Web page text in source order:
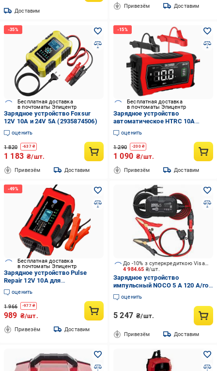
Доставим
Привезём Доставим
Бесплатная доставка
в почтоматы Эпицентр
Зарядное устройство Foxsur
12V 10А и 24V 5А (2935874506)
оценить
1 820 -637₴
1 183 ₴/шт.
Привезём Доставим
Бесплатная доставка
в почтоматы Эпицентр
Зарядное устройство
автоматическое HTRC 10A
12V10A /24V5A для гелевых
кислотных AGM и LiFePO4
аккумуляторов (000939)
оценить
1 290 -200₴
1 090 ₴/шт.
Привезём Доставим
Бесплатная доставка
в почтоматы Эпицентр
Зарядное устройство Pulse
Repair 12V 10A для
автомобильных батарей с
интеллектуальным
управлением (2104618845)
оценить
1 966 -977₴
989 ₴/шт.
Привезём Доставим
4 984.65 ₴/шт.
До -10% з суперкредиткою Visa Вигода
Зарядное устройство
импульсный NOCO 5 А 120 А/год
(GENIUS5EU)
оценить
5 247 ₴/шт.
Привезём Доставим